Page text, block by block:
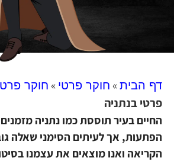
דף הבית » חוקר פרטי » חוקר
פרטי בנתניה
החיים בעיר תוססת כמו נתניה
הפתעות, אך לעיתים הסימני שאלה
הקריאה ואנו מוצאים את עצמנו